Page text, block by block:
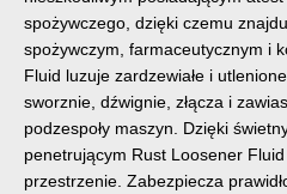
spożywczego, dzięki czemu
spożywczym, farmaceutycznym i
Fluid luzuje zardzewiałe i
sworznie, dźwignie, złącza i
podzespoły maszyn. Dzięki
penetrującym Rust Loosener
przestrzenie. Zabezpiecza